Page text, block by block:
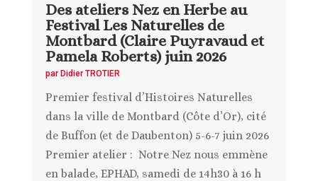
Des ateliers Nez en Herbe au
Festival Les Naturelles de
Montbard (Claire Puyravaud et
Pamela Roberts) juin 2026
par Didier TROTIER
Premier festival d’Histoires Naturelles
dans la ville de Montbard (Côte d’Or), cité
de Buffon (et de Daubenton) 5-6-7 juin 2026
Premier atelier : Notre Nez nous emmène
en balade, EPHAD, samedi de 14h30 à 16 h